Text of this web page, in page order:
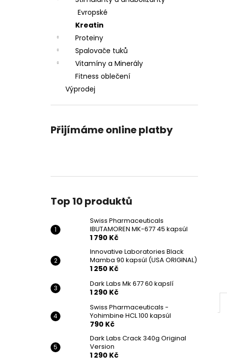
Evropské
Kreatin
Proteiny
Spalovače tuků
Vitamíny a Minerály
Fitness oblečení
Výprodej
Přijímáme online platby
Top 10 produktů
Swiss Pharmaceuticals
IBUTAMOREN MK-677 45 kapsúl
1 790 Kč
Innovative Laboratories Black
Mamba 90 kapsúl (USA ORIGINAL)
1 250 Kč
Dark Labs Mk 677 60 kapslí
1 290 Kč
Swiss Pharmaceuticals -
Yohimbine HCL 100 kapsúl
790 Kč
Dark Labs Crack 340g Original
Version
1 290 Kč
SWISS PHARMACEUTICALS IBUTAMOREN
MK-677 45 KAPSÚL
1 790 Kč
2 190 Kč